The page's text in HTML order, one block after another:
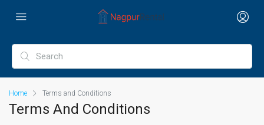
Home Terms and Conditions
Terms And Conditions